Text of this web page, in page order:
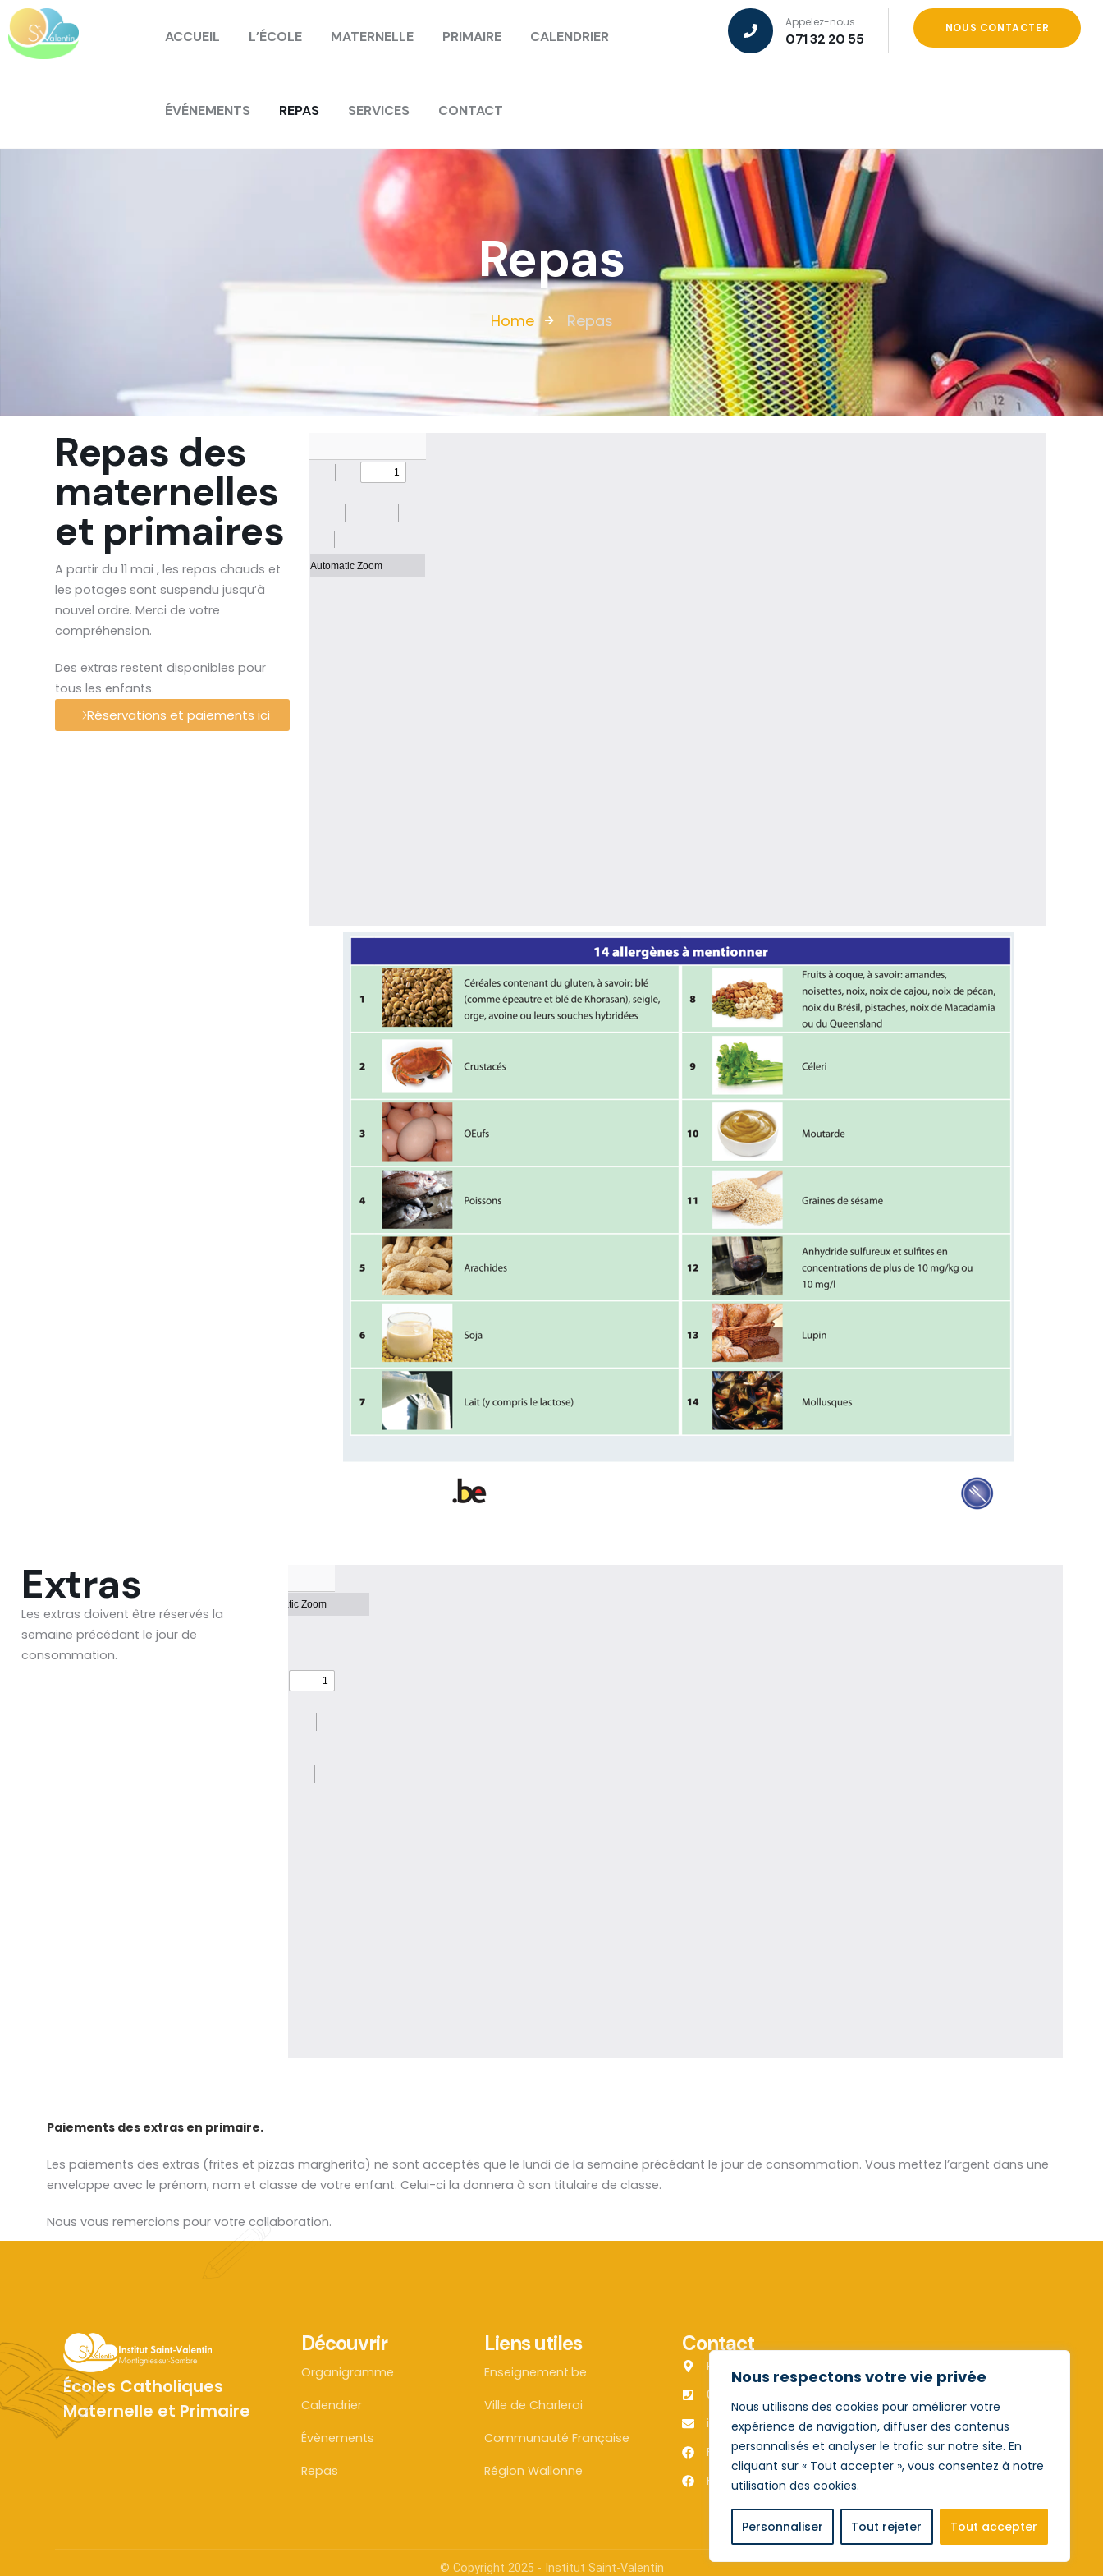
Nous respectons votre vie privée
Nous utilisons des cookies pour améliorer votre
expérience de navigation, diffuser des contenus
personnalisés et analyser le trafic sur notre site. En
cliquant sur « Tout accepter », vous consentez à notre
utilisation des cookies.
Personnaliser Tout rejeter Tout accepter
ACCUEIL L’ÉCOLE MATERNELLE PRIMAIRE CALENDRIER
ÉVÉNEMENTS REPAS SERVICES CONTACT
Appelez-nous
071 32 20 55
NOUS CONTACTER
Repas
Home Repas
Repas des
maternelles
et primaires
A partir du 11 mai , les repas chauds et
les potages sont suspendu jusqu’à
nouvel ordre. Merci de votre
compréhension.
Des extras restent disponibles pour
tous les enfants.
Réservations et paiements ici
Extras
Les extras doivent être réservés la
semaine précédant le jour de
consommation.
Paiements des extras en primaire.
Les paiements des extras (frites et pizzas margherita) ne sont acceptés que le lundi de la semaine précédant le jour de consommation. Vous mettez l’argent dans une
enveloppe avec le prénom, nom et classe de votre enfant. Celui-ci la donnera à son titulaire de classe.
Nous vous remercions pour votre collaboration.
Écoles Catholiques
Maternelle et Primaire
Découvrir
Organigramme
Calendrier
Évènements
Repas
Liens utiles
Enseignement.be
Ville de Charleroi
Communauté Française
Région Wallonne
Contact
Rue Saint-Valentin 29 6061 Charleroi
071 32 20 55
info@institutsaintvalentin.be
Facebook Maternelle
Facebook Primaire
© Copyright 2025 - Institut Saint-Valentin